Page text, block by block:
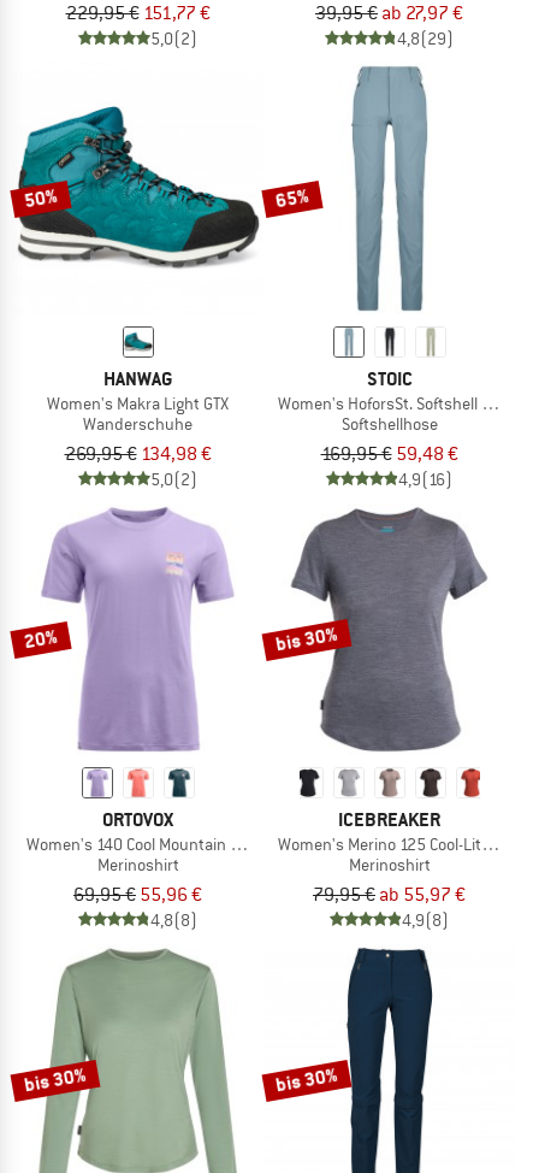
229,95 € 151,77 €
5,0(2)
39,95 € ab 27,97 €
4,8(29)
50%
HANWAG
Women's Makra Light GTX
Wanderschuhe
269,95 € 134,98 €
5,0(2)
65%
STOIC
Women's HoforsSt. Softshell Pants
Softshellhose
169,95 € 59,48 €
4,9(16)
20%
ORTOVOX
Women's 140 Cool Mountain Gradient T-Shirt
Merinoshirt
69,95 € 55,96 €
4,8(8)
bis 30%
ICEBREAKER
Women's Merino 125 Cool-Lite
Merinoshirt
79,95 € ab 55,97 €
4,9(8)
bis 30% bis 30%